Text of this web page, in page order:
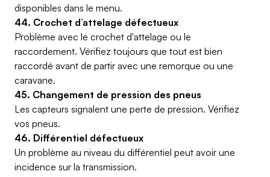
disponibles dans le menu.
44. Crochet d’attelage défectueux
Problème avec le crochet d'attelage ou le
raccordement. Vérifiez toujours que tout est bien
raccordé avant de partir avec une remorque ou une
caravane.
45. Changement de pression des pneus
Les capteurs signalent une perte de pression. Vérifiez
vos pneus.
46. Différentiel défectueux
Un problème au niveau du différentiel peut avoir une
incidence sur la transmission.